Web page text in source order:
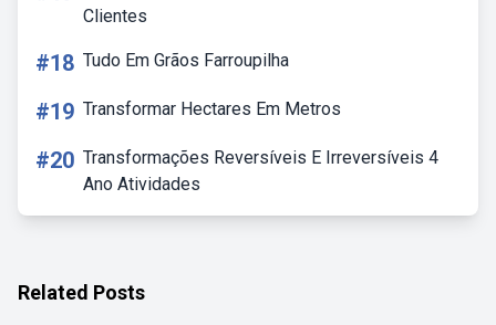
Clientes
#18 Tudo Em Grãos Farroupilha
#19 Transformar Hectares Em Metros
#20 Transformações Reversíveis E Irreversíveis 4
Ano Atividades
Related Posts